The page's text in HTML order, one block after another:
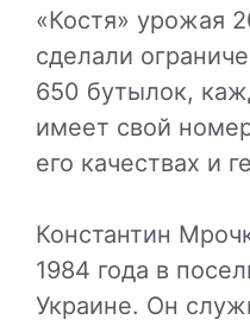
«Костя» урожая
сделали
650 бутылок,
имеет свой
его качествах и
Константин
1984 года в
Украине. Он